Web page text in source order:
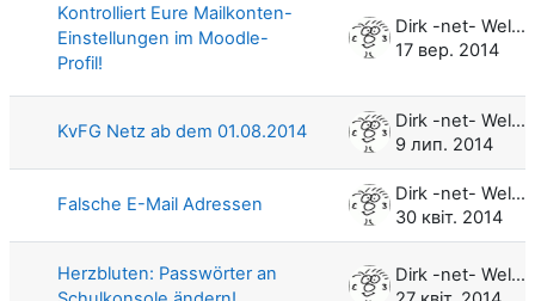
Kontrolliert Eure Mailkonten-
Einstellungen im Moodle-
Profil!
Dirk -net- Weller
17 вер. 2014
KvFG Netz ab dem 01.08.2014
Dirk -net- Weller
9 лип. 2014
Falsche E-Mail Adressen
Dirk -net- Weller
30 квіт. 2014
Herzbluten: Passwörter an
Dirk -net- Weller